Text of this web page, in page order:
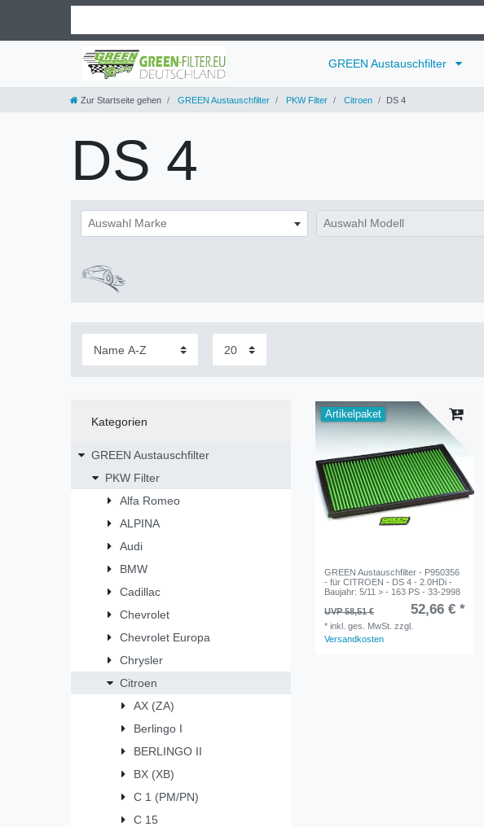
GREEN Austauschfilter
Zur Startseite gehen GREEN Austauschfilter PKW Filter Citroen DS 4
DS 4
Auswahl Marke Auswahl Modell
Kategorien
GREEN Austauschfilter
PKW Filter
Alfa Romeo
ALPINA
Audi
BMW
Cadillac
Chevrolet
Chevrolet Europa
Chrysler
Citroen
AX (ZA)
Berlingo I
BERLINGO II
BX (XB)
C 1 (PM/PN)
C 15
Artikelpaket
GREEN Austauschfilter - P950356
- für CITROEN - DS 4 - 2.0HDi -
Baujahr: 5/11 > - 163 PS - 33-2998
UVP 58,51 €
52,66 € *
*inkl. ges. MwSt. zzgl.
Versandkosten